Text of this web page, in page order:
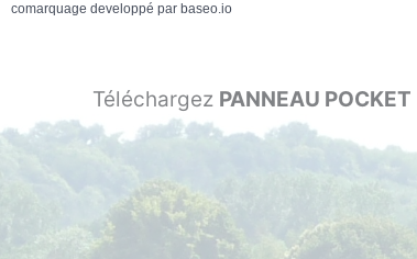
comarquage developpé par baseo.io
Téléchargez PANNEAU POCKET